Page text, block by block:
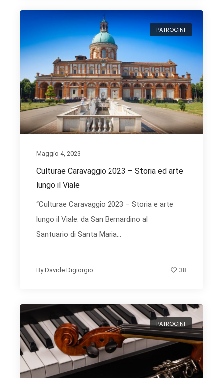
PATROCINI
Maggio 4, 2023
Culturae Caravaggio 2023 – Storia ed arte
lungo il Viale
“Culturae Caravaggio 2023 – Storia e arte
lungo il Viale: da San Bernardino al
Santuario di Santa Maria...
ByDavide Digiorgio 38
PATROCINI